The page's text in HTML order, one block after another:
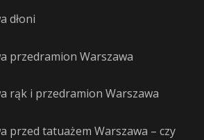
dłoni
przedramion Warszawa
rąk i przedramion Warszawa
przed tatuażem Warszawa – czy